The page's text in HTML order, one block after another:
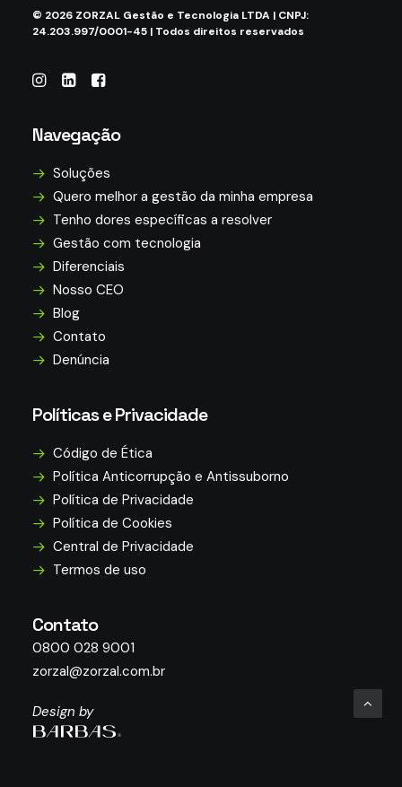
© 2026 ZORZAL Gestão e Tecnologia LTDA | CNPJ:
24.203.997/0001-45 | Todos direitos reservados
Navegação
Soluções
Quero melhor a gestão da minha empresa
Tenho dores específicas a resolver
Gestão com tecnologia
Diferenciais
Nosso CEO
Blog
Contato
Denúncia
Políticas e Privacidade
Código de Ética
Política Anticorrupção e Antissuborno
Política de Privacidade
Política de Cookies
Central de Privacidade
Termos de uso
Contato
0800 028 9001
zorzal@zorzal.com.br
Design by